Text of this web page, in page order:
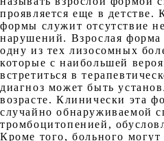
проявляется еще в детстве.
формы служит отсутствие
нарушений. Взрослая форма
одну из тех лизосомных
которые с наибольшей
встретиться в
диагноз может быть
возрасте. Клинически эта
случайно обнаруживаемой
тромбоцитопенией,
Кроме того, больного могут